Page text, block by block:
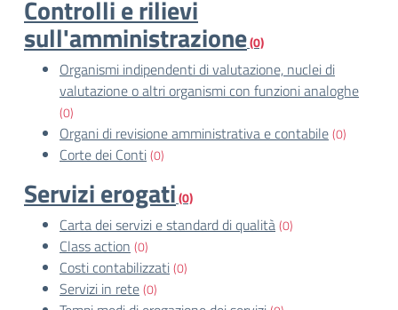
Controlli e rilievi
sull'amministrazione(0)
Organismi indipendenti di valutazione, nuclei di
valutazione o altri organismi con funzioni analoghe
(0)
Organi di revisione amministrativa e contabile(0)
Corte dei Conti(0)
Servizi erogati(0)
Carta dei servizi e standard di qualità(0)
Class action (0)
Costi contabilizzati(0)
Servizi in rete(0)